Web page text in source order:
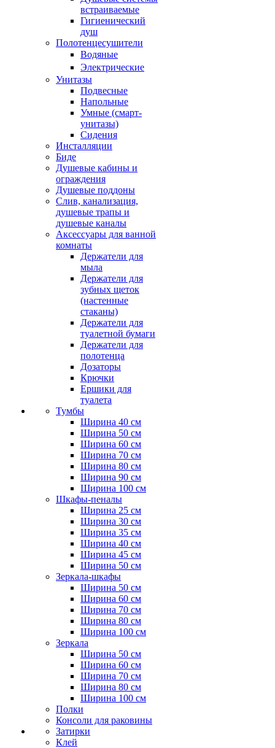
встраиваемые
Гигиенический
душ
Полотенцесушители
ㅤВодяные
ㅤЭлектрические
Унитазы
Подвесные
Напольные
Умные (смарт-
унитазы)
Сидения
Инсталляции
Биде
Душевые кабины и
ограждения
Душевые поддоны
Слив, канализация,
душевые трапы и
душевые каналы
Аксессуары для ванной
комнаты
Держатели для
мыла
Держатели для
зубных щеток
(настенные
стаканы)
Держатели для
туалетной бумаги
Держатели для
полотенца
Дозаторы
Крючки
Ершики для
туалета
Тумбы
Ширина 40 см
Ширина 50 см
Ширина 60 см
Ширина 70 см
Ширина 80 см
Ширина 90 см
Ширина 100 см
Шкафы-пеналы
Ширина 25 см
Ширина 30 см
Ширина 35 см
Ширина 40 см
Ширина 45 см
Ширина 50 см
Зеркала-шкафы
Ширина 50 см
Ширина 60 см
Ширина 70 см
Ширина 80 см
Ширина 100 см
Зеркала
Ширина 50 см
Ширина 60 см
Ширина 70 см
Ширина 80 см
Ширина 100 см
Полки
Консоли для раковины
Затирки
Клей